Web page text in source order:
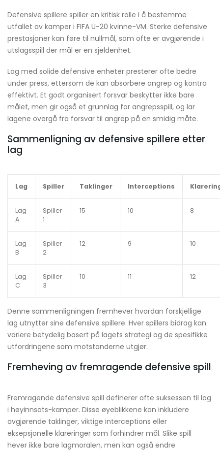
Defensive spillere spiller en kritisk rolle i å bestemme
utfallet av kamper i FIFA U-20 kvinne-VM. Sterke defensive
prestasjoner kan føre til nullmål, som ofte er avgjørende i
utslagsspill der mål er en sjeldenhet.
Lag med solide defensive enheter presterer ofte bedre
under press, ettersom de kan absorbere angrep og kontra
effektivt. Et godt organisert forsvar beskytter ikke bare
målet, men gir også et grunnlag for angrepsspill, og lar
lagene overgå fra forsvar til angrep på en smidig måte.
Sammenligning av defensive spillere etter
lag
Lag Spiller Taklinger Interceptions
Lag
A
Spiller
1
15 10 8
Lag
B
Spiller
2
12 9 10
Lag
C
Spiller
3
10 11 12
Denne sammenligningen fremhever hvordan forskjellige
lag utnytter sine defensive spillere. Hver spillers bidrag kan
variere betydelig basert på lagets strategi og de spesifikke
utfordringene som motstanderne utgjør.
Fremheving av fremragende defensive spill
Fremragende defensive spill definerer ofte suksessen til lag
i høyinnsats-kamper. Disse øyeblikkene kan inkludere
avgjørende taklinger, viktige interceptions eller
eksepsjonelle klareringer som forhindrer mål. Slike spill
hever ikke bare lagmoralen, men kan også endre